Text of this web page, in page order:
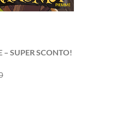
– SUPER SCONTO!